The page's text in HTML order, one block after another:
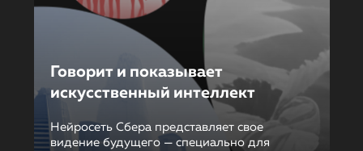
Говорит и показывает
искусственный интеллект
Нейросеть Сбера представляет свое
видение будущего — специально для